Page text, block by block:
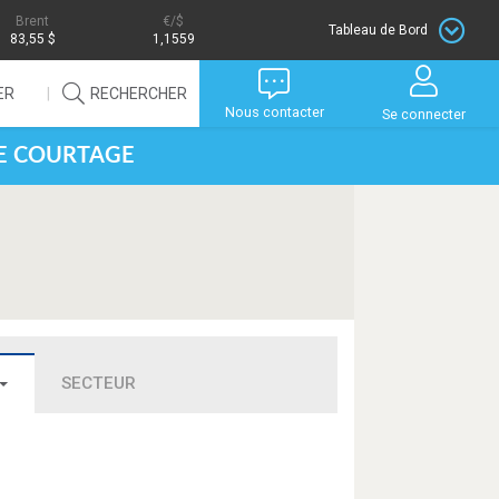
Brent
83,55 $
/$
1,1559
Tableau de Bord
RECHERCHER
Nous contacter Se connecter
COURTAGE
SECTEUR